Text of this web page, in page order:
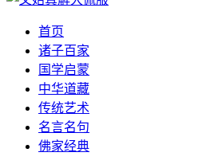
首页
诸子百家
国学启蒙
中华道藏
传统艺术
名言名句
佛家经典